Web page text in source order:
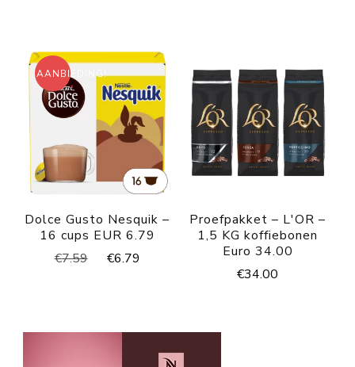
AANBIEDING!
Dolce Gusto Nesquik –
16 cups EUR 6.79
€7.59
Oorspronkelijke
€6.79
Proefpakket – L'OR –
1,5 KG koffiebonen
Euro 34.00
€34.00